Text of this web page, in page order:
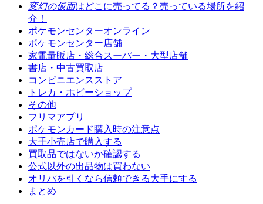
変幻の仮面はどこに売ってる？売っている場所を紹
介！
ポケモンセンターオンライン
ポケモンセンター店舗
家電量販店・総合スーパー・大型店舗
書店・中古買取店
コンビニエンスストア
トレカ・ホビーショップ
その他
フリマアプリ
ポケモンカード購入時の注意点
大手小売店で購入する
買取品ではないか確認する
公式以外の出品物は買わない
オリパを引くなら信頼できる大手にする
まとめ